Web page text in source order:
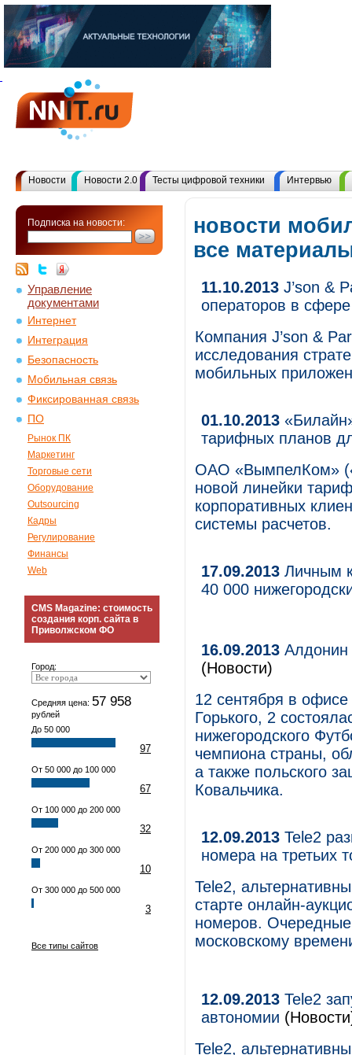
Новости Новости 2.0 Тесты цифровой техники Интервью
Подписка на новости:
Управление
документами
Интернет
Интеграция
Безопасность
Мобильная связь
Фиксированная связь
ПО
Рынок ПК
Маркетинг
Торговые сети
Оборудование
Outsourcing
Кадры
Регулирование
Финансы
Web
CMS Magazine: стоимость
создания корп. сайта в
Приволжском ФО
Город:
Средняя цена: 57 958
рублей
До 50 000
97
От 50 000 до 100 000
67
От 100 000 до 200 000
32
От 200 000 до 300 000
10
От 300 000 до 500 000
3
Все типы сайтов
новости
все
11.10.2013 J’son &
операторов в
Компания J’son &
исследования
мобильных
01.10.2013
тарифных планов
ОАО «ВымпелКом»
новой линейки
корпоративных
системы расчетов.
17.09.2013 Личным
40 000
16.09.2013 Алдонин
(Новости)
12 сентября в
Горького, 2
нижегородского
чемпиона страны,
а также польского
Ковальчика.
12.09.2013 Tele2
номера на третьих
Tele2,
старте онлайн-
номеров. Очередные
московскому
12.09.2013 Tele2
автономии
Tele2,